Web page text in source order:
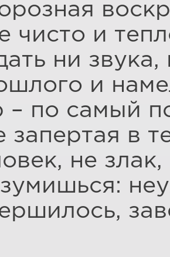
чисто и
ни звука,
и
– по самый
запертая в
не